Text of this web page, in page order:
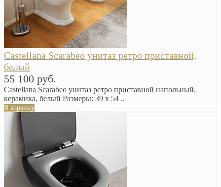
Castellana Scarabeo унитаз ретро приставной,
белый
55 100 руб.
Castellana Scarabeo унитаз ретро приставной напольный,
керамика, белый Размеры: 39 x 54 ..
В корзину